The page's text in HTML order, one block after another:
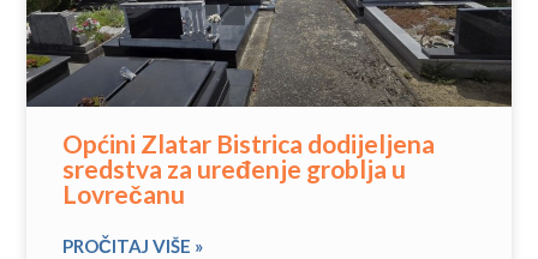
Općini Zlatar Bistrica dodijeljena
sredstva za uređenje groblja u
Lovrečanu
PROČITAJ VIŠE »